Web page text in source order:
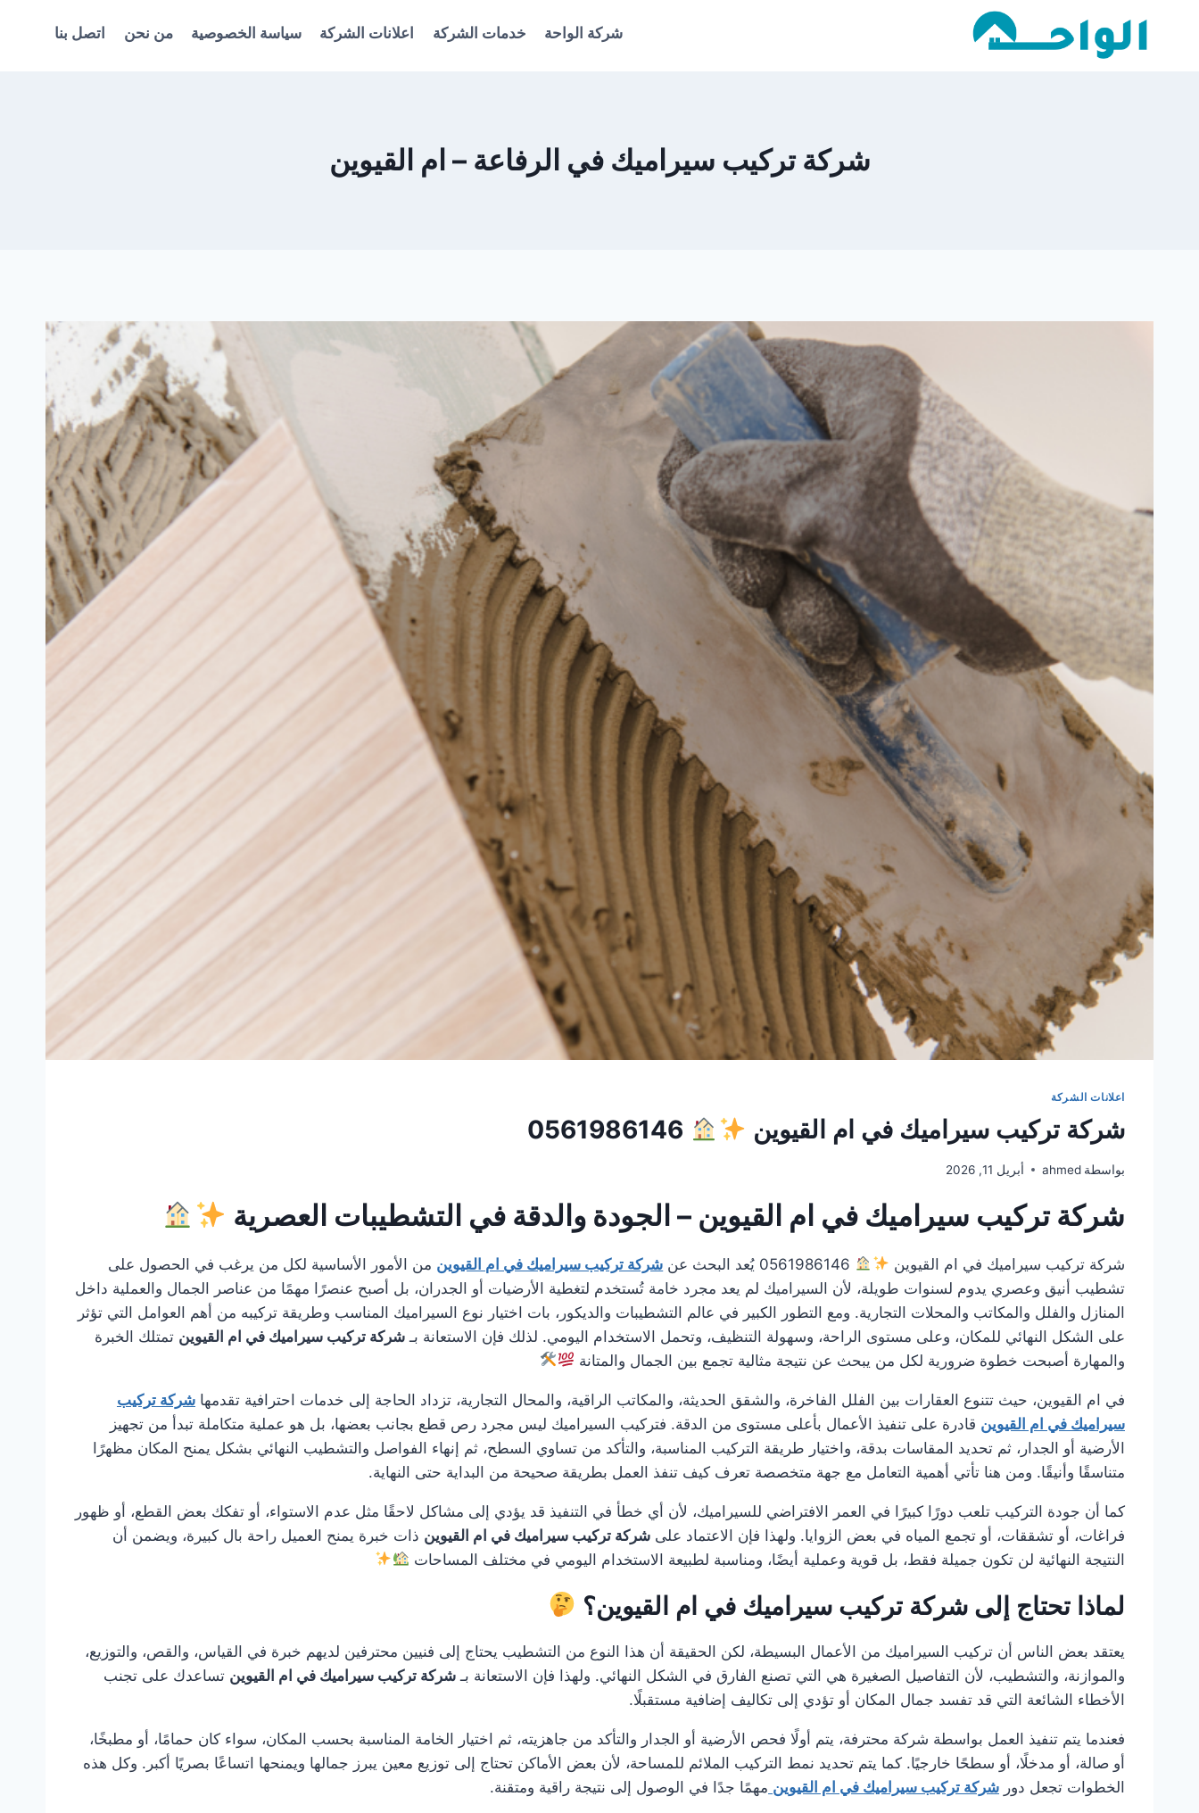
شركة الواحة خدمات الشركة اعلانات الشركة سياسة الخصوصية من نحن اتصل بنا
شركة تركيب سيراميك في الرفاعة – ام القيوين
اعلانات الشركة
شركة تركيب سيراميك في ام القيوين
بواسطة ahmed أبريل 11, 2026
شركة تركيب سيراميك في ام القيوين – الجودة والدقة في التشطيبات العصرية
شركة تركيب سيراميك في ام القيوين شركة تركيب سيراميك في ام القيوين من الأمور الأساسية لكل من يرغب في الحصول على
تشطيب أنيق وعصري يدوم لسنوات طويلة، لأن السيراميك لم يعد مجرد خامة تُستخدم لتغطية الأرضيات أو الجدران، بل أصبح عنصرًا مهمًا من عناصر الجمال والعملية داخل
المنازل والفلل والمكاتب والمحلات التجارية. ومع التطور الكبير في عالم التشطيبات والديكور، بات اختيار نوع السيراميك المناسب وطريقة تركيبه من أهم العوامل التي تؤثر
على الشكل النهائي للمكان، وعلى مستوى الراحة، وسهولة التنظيف، وتحمل الاستخدام اليومي. لذلك فإن الاستعانة بـ شركة تركيب سيراميك في ام القيوين تمتلك الخبرة
والمهارة أصبحت خطوة ضرورية لكل من يبحث عن نتيجة مثالية تجمع بين الجمال والمتانة
في ام القيوين، حيث تتنوع العقارات بين الفلل الفاخرة، والشقق الحديثة، والمكاتب الراقية، والمحال التجارية، تزداد الحاجة إلى خدمات احترافية تقدمها شركة تركيب
سيراميك في ام القيوين قادرة على تنفيذ الأعمال بأعلى مستوى من الدقة. فتركيب السيراميك ليس مجرد رص قطع بجانب بعضها، بل هو عملية متكاملة تبدأ من تجهيز
الأرضية أو الجدار، ثم تحديد المقاسات بدقة، واختيار طريقة التركيب المناسبة، والتأكد من تساوي السطح، ثم إنهاء الفواصل والتشطيب النهائي بشكل يمنح المكان مظهرًا
متناسقًا وأنيقًا. ومن هنا تأتي أهمية التعامل مع جهة متخصصة تعرف كيف تنفذ العمل بطريقة صحيحة من البداية حتى النهاية.
كما أن جودة التركيب تلعب دورًا كبيرًا في العمر الافتراضي للسيراميك، لأن أي خطأ في التنفيذ قد يؤدي إلى مشاكل لاحقًا مثل عدم الاستواء، أو تفكك بعض القطع، أو ظهور
فراغات، أو تشققات، أو تجمع المياه في بعض الزوايا. ولهذا فإن الاعتماد على شركة تركيب سيراميك في ام القيوين ذات خبرة يمنح العميل راحة بال كبيرة، ويضمن أن
النتيجة النهائية لن تكون جميلة فقط، بل قوية وعملية أيضًا، ومناسبة لطبيعة الاستخدام اليومي في مختلف المساحات
لماذا تحتاج إلى شركة تركيب سيراميك في ام القيوين؟
يعتقد بعض الناس أن تركيب السيراميك من الأعمال البسيطة، لكن الحقيقة أن هذا النوع من التشطيب يحتاج إلى فنيين محترفين لديهم خبرة في القياس، والقص، والتوزيع،
والموازنة، والتشطيب، لأن التفاصيل الصغيرة هي التي تصنع الفارق في الشكل النهائي. ولهذا فإن الاستعانة بـ شركة تركيب سيراميك في ام القيوين تساعدك على تجنب
الأخطاء الشائعة التي قد تفسد جمال المكان أو تؤدي إلى تكاليف إضافية مستقبلًا.
فعندما يتم تنفيذ العمل بواسطة شركة محترفة، يتم أولًا فحص الأرضية أو الجدار والتأكد من جاهزيته، ثم اختيار الخامة المناسبة بحسب المكان، سواء كان حمامًا، أو مطبخًا،
أو صالة، أو مدخلًا، أو سطحًا خارجيًا. كما يتم تحديد نمط التركيب الملائم للمساحة، لأن بعض الأماكن تحتاج إلى توزيع معين يبرز جمالها ويمنحها اتساعًا بصريًا أكبر. وكل هذه
الخطوات تجعل دور شركة تركيب سيراميك في ام القيوين مهمًا جدًا في الوصول إلى نتيجة راقية ومتقنة.